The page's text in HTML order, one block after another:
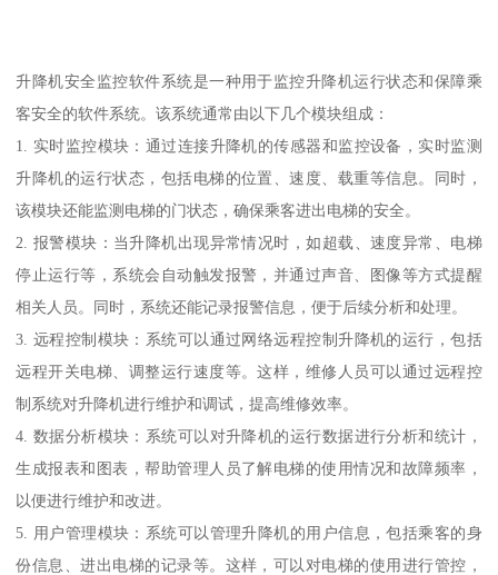
升降机安全监控软件系统是一种用于监控升降机运行状态和保障乘
客安全的软件系统。该系统通常由以下几个模块组成：
1. 实时监控模块：通过连接升降机的传感器和监控设备，实时监测
升降机的运行状态，包括电梯的位置、速度、载重等信息。同时，
该模块还能监测电梯的门状态，确保乘客进出电梯的安全。
2. 报警模块：当升降机出现异常情况时，如超载、速度异常、电梯
停止运行等，系统会自动触发报警，并通过声音、图像等方式提醒
相关人员。同时，系统还能记录报警信息，便于后续分析和处理。
3. 远程控制模块：系统可以通过网络远程控制升降机的运行，包括
远程开关电梯、调整运行速度等。这样，维修人员可以通过远程控
制系统对升降机进行维护和调试，提高维修效率。
4. 数据分析模块：系统可以对升降机的运行数据进行分析和统计，
生成报表和图表，帮助管理人员了解电梯的使用情况和故障频率，
以便进行维护和改进。
5. 用户管理模块：系统可以管理升降机的用户信息，包括乘客的身
份信息、进出电梯的记录等。这样，可以对电梯的使用进行管控，